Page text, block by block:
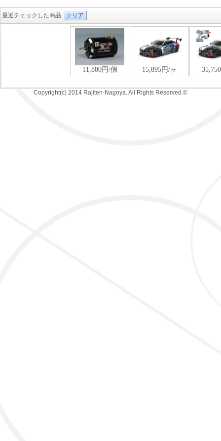
最近チェックした商品 クリア
Copyright(c) 2014 Rajiten-Nagoya. All Rights Reserved.©